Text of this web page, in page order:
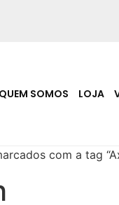
QUEM SOMOS LOJA
com a tag